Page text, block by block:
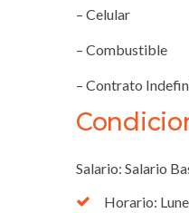
– Celular
– Combustible
– Contrato
Salario: Salario
Horario: